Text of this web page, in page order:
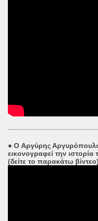
● O Αργύρης
εικονογραφεί την ιστορία
(δείτε το παρακάτω βίντεο)